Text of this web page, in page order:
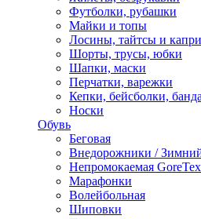
Футболки, рубашки
Майки и топы
Лосины, тайтсы и капри
Шорты, трусы, юбки
Шапки, маски
Перчатки, варежки
Кепки, бейсболки,
Носки
Обувь
Беговая
Внедорожники /
Непромокаемая
Марафонки
Волейбольная
Шиповки